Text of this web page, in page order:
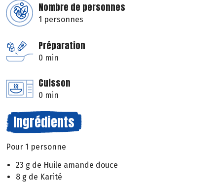
Nombre de personnes
1 personnes
Préparation
0 min
Cuisson
0 min
Ingrédients
Pour 1 personne
23 g de Huile amande douce
8 g de Karité